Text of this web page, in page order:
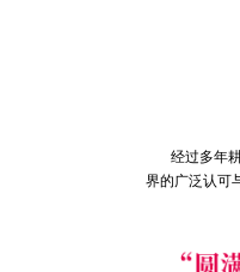
经过多年耕
界的广泛认可